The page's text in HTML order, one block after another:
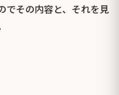
でその内容と、それを見